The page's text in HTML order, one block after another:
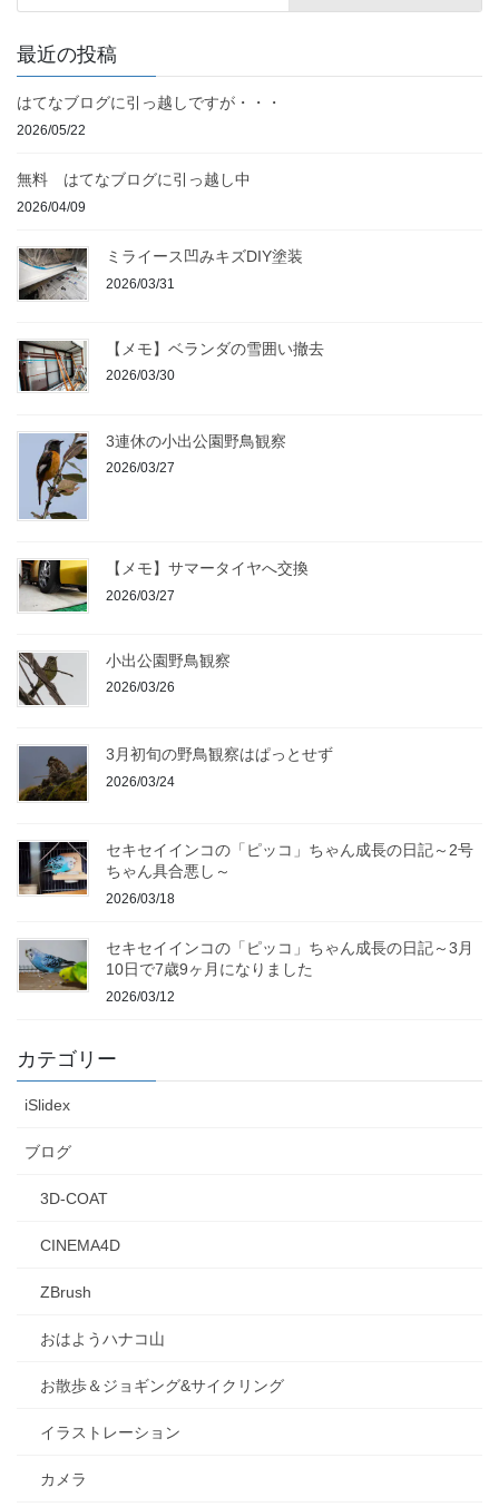
最近の投稿
はてなブログに引っ越しですが・・・
2026/05/22
無料 はてなブログに引っ越し中
2026/04/09
ミライース凹みキズDIY塗装
2026/03/31
【メモ】ベランダの雪囲い撤去
2026/03/30
3連休の小出公園野鳥観察
2026/03/27
【メモ】サマータイヤへ交換
2026/03/27
小出公園野鳥観察
2026/03/26
3月初旬の野鳥観察はぱっとせず
2026/03/24
セキセイインコの「ピッコ」ちゃん成長の日記～2号
ちゃん具合悪し～
2026/03/18
セキセイインコの「ピッコ」ちゃん成長の日記～3月
10日で7歳9ヶ月になりました
2026/03/12
カテゴリー
iSlidex
ブログ
3D-COAT
CINEMA4D
ZBrush
おはようハナコ山
お散歩＆ジョギング&サイクリング
イラストレーション
カメラ